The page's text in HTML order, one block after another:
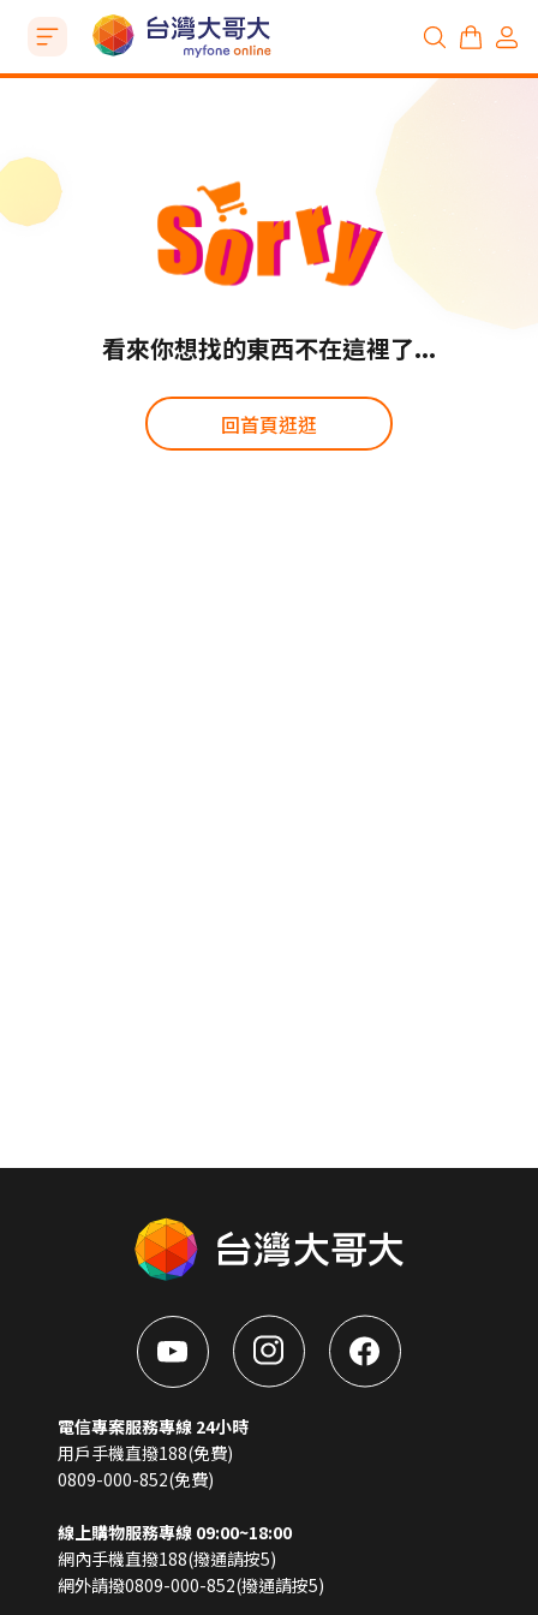
看來你想找的東西不在這裡了...
回首頁逛逛
電信專案服務專線 24小時
用戶手機直撥188(免費)
0809-000-852(免費)
線上購物服務專線 09:00~18:00
網內手機直撥188(撥通請按5)
網外請撥0809-000-852(撥通請按5)